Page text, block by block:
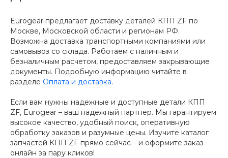
Eurogear предлагает доставку деталей КПП ZF по
Москве, Московской области и регионам РФ.
Возможна доставка транспортными компаниями или
самовывоз со склада. Работаем с наличным и
безналичным расчетом, предоставляем закрывающие
документы. Подробную информацию читайте в
разделе Оплата и доставка.
Если вам нужны надежные и доступные детали КПП
ZF, Eurogear – ваш надежный партнер. Мы гарантируем
высокое качество, удобный поиск, оперативную
обработку заказов и разумные цены. Изучите каталог
запчастей КПП ZF прямо сейчас – и оформите заказ
онлайн за пару кликов!